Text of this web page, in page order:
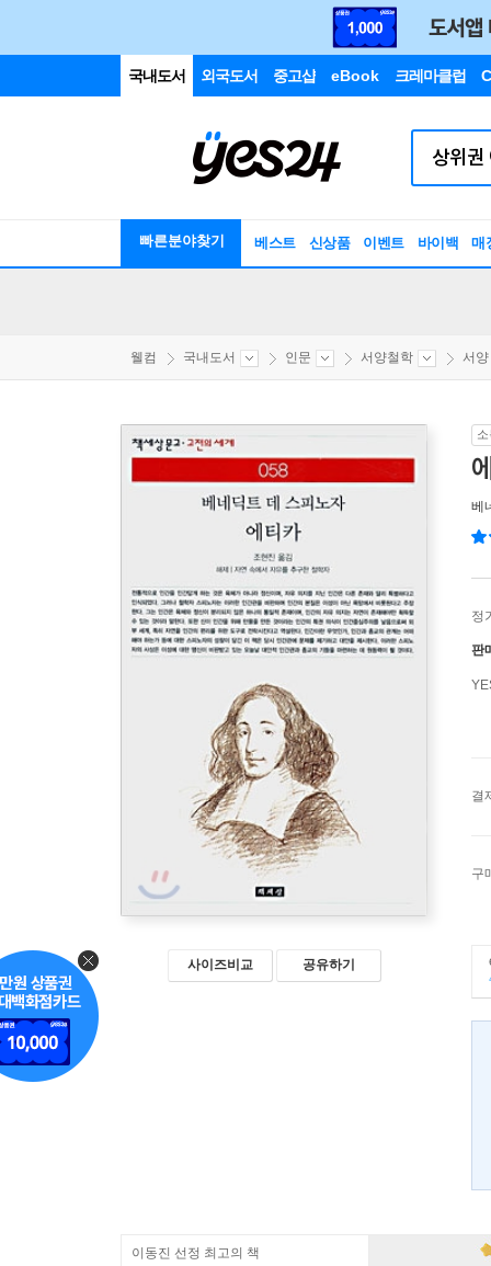
국내도서 외국도서 중고샵 eBook 크레마클럽
빠른분야찾기 베스트 신상품 이벤트 바이백 매
웰컴 국내도서 인문 서양철학 서
사이즈비교 공유하기
베
정
판
결
구
이동진 선정 최고의 책